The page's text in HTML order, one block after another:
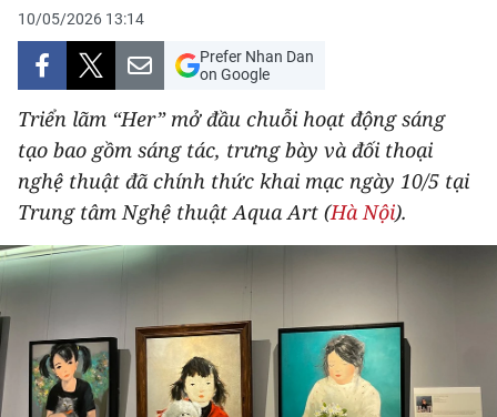
KINH TẾ
VĂN HÓA
XÃ HỘI
PHÁP LUẬT
THỂ THAO
GIÁO DỤC
10/05/2026 13:14
Prefer Nhan Dan
on Google
Triển lãm “Her” mở đầu chuỗi hoạt động sáng
tạo bao gồm sáng tác, trưng bày và đối thoại
nghệ thuật đã chính thức khai mạc ngày 10/5 tại
Trung tâm Nghệ thuật Aqua Art (Hà Nội).